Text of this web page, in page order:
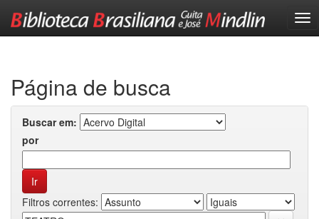
Página de busca
Buscar em:
por
Filtros correntes: